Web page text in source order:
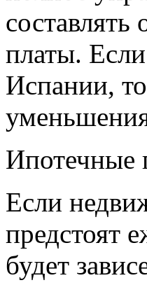
платы.
Испании,
Ипотечные
Если
предстоят
будет